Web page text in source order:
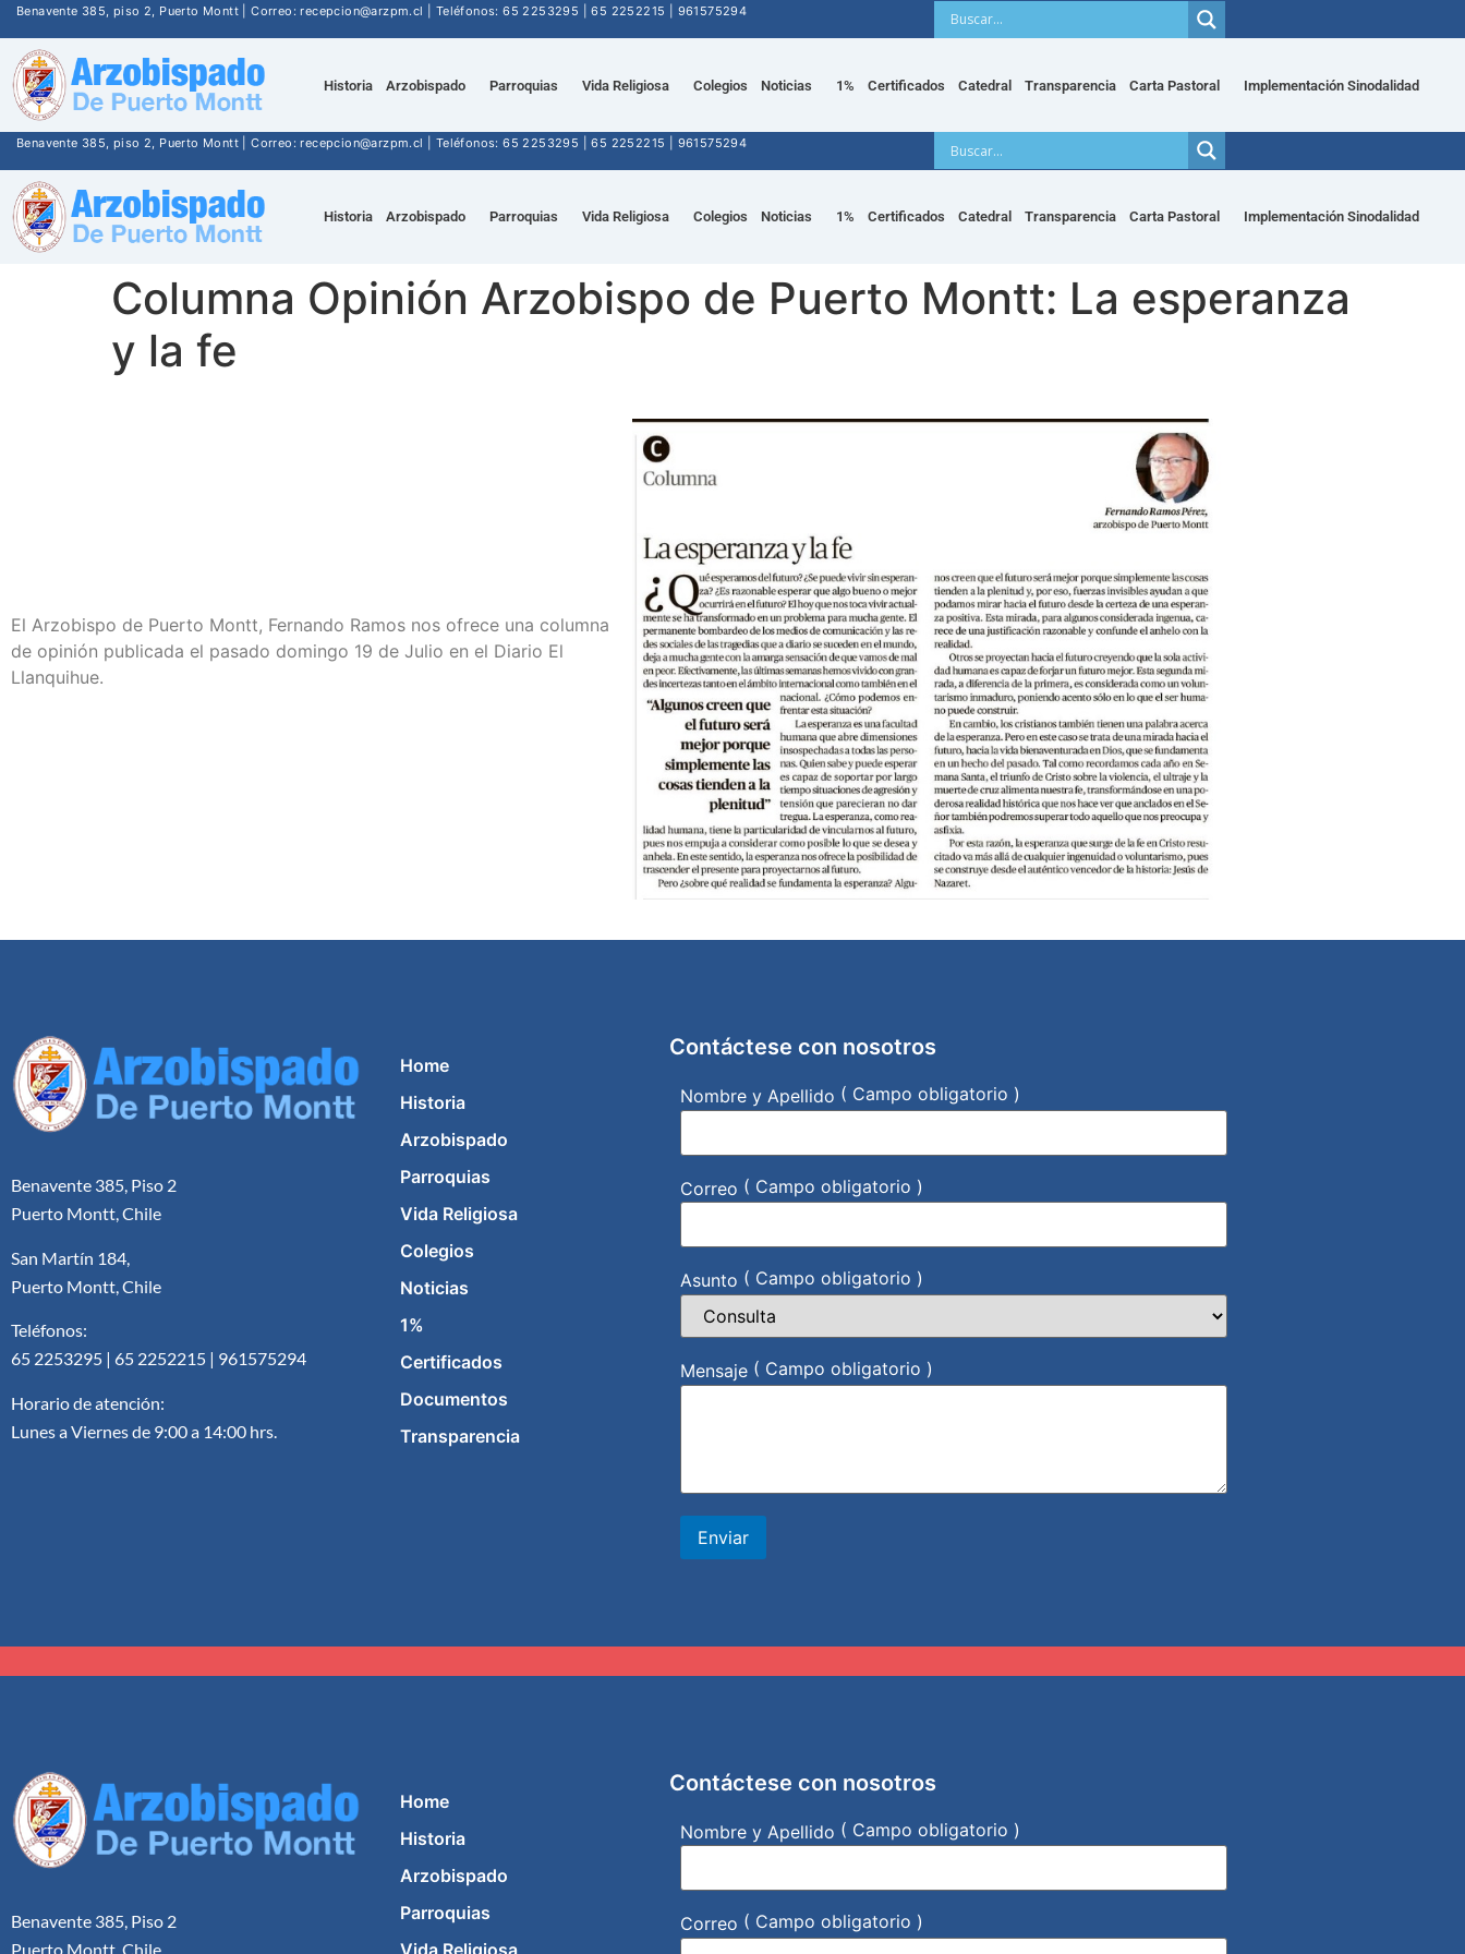
Benavente 385, piso 2, Puerto Montt | Correo: recepcion@arzpm.cl | Teléfonos: 65 2253295 | 65 2252215 | 961575294
Historia Arzobispado Parroquias Vida Religiosa Colegios Noticias 1% Certificados Catedral Transparencia Carta Pastoral Implementación Sinodalidad
Benavente 385, piso 2, Puerto Montt | Correo: recepcion@arzpm.cl | Teléfonos: 65 2253295 | 65 2252215 | 961575294
Historia Arzobispado Parroquias Vida Religiosa Colegios Noticias 1% Certificados Catedral Transparencia Carta Pastoral Implementación Sinodalidad
Columna Opinión Arzobispo de Puerto Montt: La esperanza
y la fe
El Arzobispo de Puerto Montt, Fernando Ramos nos ofrece una columna
de opinión publicada el pasado domingo 19 de Julio en el Diario El
Llanquihue.
Benavente 385, Piso 2
Puerto Montt, Chile
San Martín 184,
Puerto Montt, Chile
Teléfonos:
65 2253295 | 65 2252215 | 961575294
Horario de atención:
Lunes a Viernes de 9:00 a 14:00 hrs.
Home
Historia
Arzobispado
Parroquias
Vida Religiosa
Colegios
Noticias
1%
Certificados
Documentos
Transparencia
Contáctese con nosotros
Nombre y Apellido ( Campo obligatorio )
Correo ( Campo obligatorio )
Asunto ( Campo obligatorio )
Mensaje ( Campo obligatorio )
Enviar
Benavente 385, Piso 2
Puerto Montt, Chile
Home
Historia
Arzobispado
Parroquias
Vida Religiosa
Contáctese con nosotros
Nombre y Apellido ( Campo obligatorio )
Correo ( Campo obligatorio )